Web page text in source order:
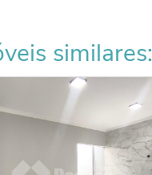
similares: